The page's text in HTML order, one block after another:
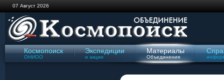
07 Август 2026
Космопоиск
ОНИОО
Экспедиции
и акции
Материалы
Объединения